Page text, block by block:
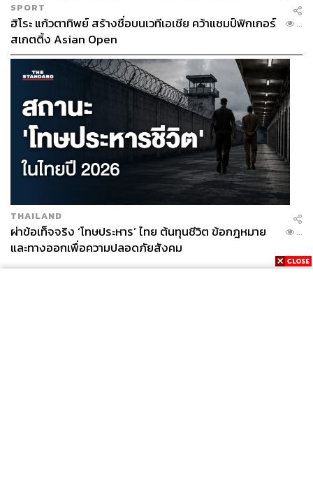
SPORT
ฮิโระ แก้วตาทิพย์ สร้างชื่อบนเวทีเอเชีย คว้าแชมป์ฟิกเกอร์
สเกตติ้ง Asian Open
...
THAILAND
ผ่าข้อเท็จจริง ‘โทษประหาร’ ไทย ต้นทุนชีวิต ข้อกฎหมาย
และทางออกเพื่อความปลอดภัยสังคม
...